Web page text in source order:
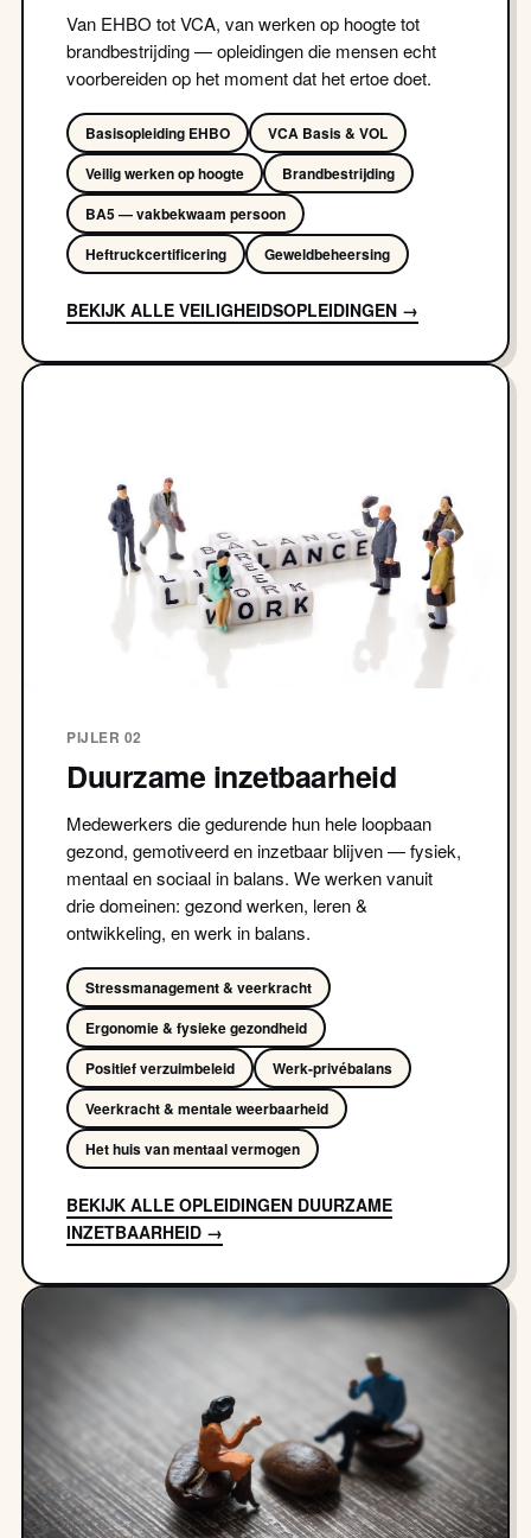
Van EHBO tot VCA, van werken op hoogte tot
brandbestrijding — opleidingen die mensen echt
voorbereiden op het moment dat het ertoe doet.
Basisopleiding EHBO
VCA Basis & VOL
Veilig werken op hoogte
Brandbestrijding
BA5 — vakbekwaam persoon
Heftruckcertificering
Geweldbeheersing
BEKIJK ALLE VEILIGHEIDSOPLEIDINGEN →
PIJLER 02
Duurzame inzetbaarheid
Medewerkers die gedurende hun hele loopbaan
gezond, gemotiveerd en inzetbaar blijven — fysiek,
mentaal en sociaal in balans. We werken vanuit
drie domeinen: gezond werken, leren &
ontwikkeling, en werk in balans.
Stressmanagement & veerkracht
Ergonomie & fysieke gezondheid
Positief verzuimbeleid
Werk-privébalans
Veerkracht & mentale weerbaarheid
Het huis van mentaal vermogen
BEKIJK ALLE OPLEIDINGEN DUURZAME
INZETBAARHEID →